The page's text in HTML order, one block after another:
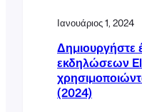
Ιανουάριος 1, 2024
Δημιουργήστε
εκδηλώσεων
(2024)